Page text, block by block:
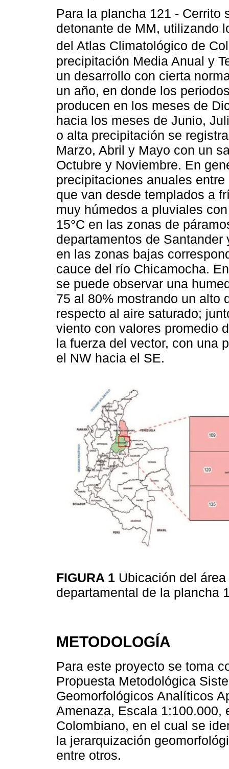
Para la plancha 121 - Cerrito
detonante de MM, utilizando
del Atlas Climatológico de
precipitación Media Anual y
un desarrollo con cierta
un año, en donde los
producen en los meses de
hacia los meses de Junio,
o alta precipitación se
Marzo, Abril y Mayo con un
Octubre y Noviembre. En
precipitaciones anuales
que van desde templados a
muy húmedos a pluviales
15°C en las zonas de
departamentos de Santander
en las zonas bajas
cauce del río Chicamocha.
se puede observar una
75 al 80% mostrando un alto
respecto al aire saturado;
viento con valores promedio
la fuerza del vector, con una
el NW hacia el SE.
FIGURA 1 Ubicación del
departamental de la plancha
METODOLOGÍA
Para este proyecto se toma
Propuesta Metodológica
Geomorfológicos Analíticos
Amenaza, Escala 1:100.000,
Colombiano, en el cual se
la jerarquización
entre otros.